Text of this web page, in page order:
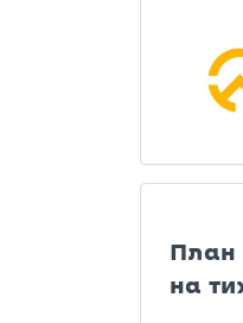
План
на